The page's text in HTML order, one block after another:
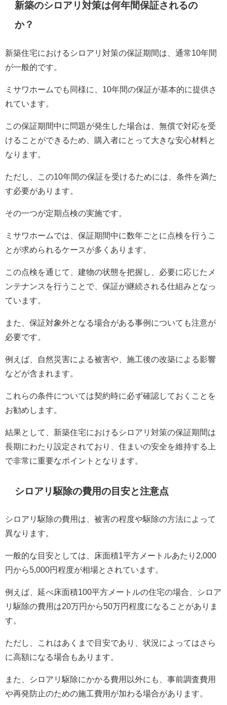
新築のシロアリ対策は何年間保証されるの
か？
新築住宅におけるシロアリ対策の保証期間は、通常10年間
が一般的です。
ミサワホームでも同様に、10年間の保証が基本的に提供さ
れています。
この保証期間中に問題が発生した場合は、無償で対応を受
けることができるため、購入者にとって大きな安心材料と
なります。
ただし、この10年間の保証を受けるためには、条件を満た
す必要があります。
その一つが定期点検の実施です。
ミサワホームでは、保証期間中に数年ごとに点検を行うこ
とが求められるケースが多くあります。
この点検を通じて、建物の状態を把握し、必要に応じたメ
ンテナンスを行うことで、保証が継続される仕組みとなっ
ています。
また、保証対象外となる場合がある事例についても注意が
必要です。
例えば、自然災害による被害や、施工後の改築による影響
などが含まれます。
これらの条件については契約時に必ず確認しておくことを
お勧めします。
結果として、新築住宅におけるシロアリ対策の保証期間は
長期にわたり設定されており、住まいの安全を維持する上
で非常に重要なポイントとなります。
シロアリ駆除の費用の目安と注意点
シロアリ駆除の費用は、被害の程度や駆除の方法によって
異なります。
一般的な目安としては、床面積1平方メートルあたり2,000
円から5,000円程度が相場とされています。
例えば、延べ床面積100平方メートルの住宅の場合、シロア
リ駆除の費用は20万円から50万円程度になることがありま
す。
ただし、これはあくまで目安であり、状況によってはさら
に高額になる場合もあります。
また、シロアリ駆除にかかる費用以外にも、事前調査費用
や再発防止のための施工費用が加わる場合があります。